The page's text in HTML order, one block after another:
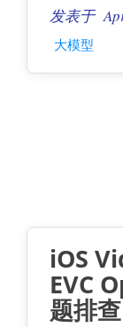
发表于
大模型
iOS
EVC
题排查